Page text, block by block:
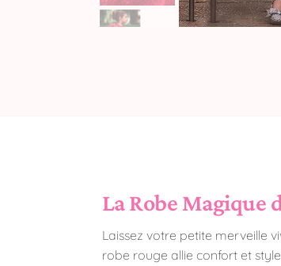
La Robe Magique
Laissez votre petite merveille
robe rouge allie confort et